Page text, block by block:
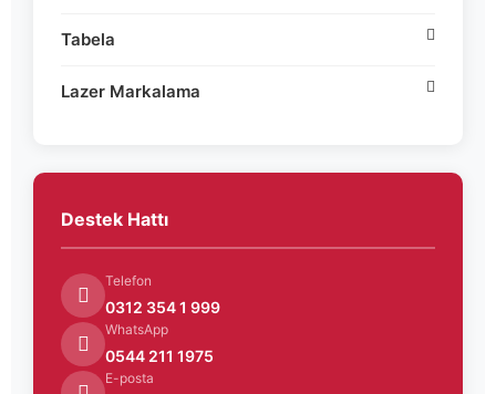
Tabela
Lazer Markalama
Destek Hattı
Telefon
0312 354 1 999
WhatsApp
0544 211 1975
E-posta